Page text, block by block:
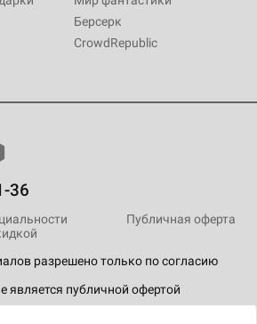
Берсерк
CrowdRepublic
36
разрешено только по согласию
является публичной офертой
Публичная оферта